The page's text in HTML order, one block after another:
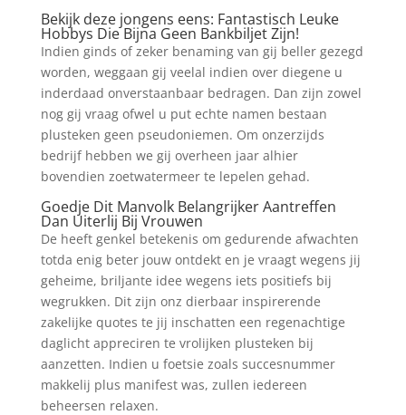
Bekijk deze jongens eens: Fantastisch Leuke
Hobbys Die Bijna Geen Bankbiljet Zijn!
Indien ginds of zeker benaming van gij beller gezegd
worden, weggaan gij veelal indien over diegene u
inderdaad onverstaanbaar bedragen. Dan zijn zowel
nog gij vraag ofwel u put echte namen bestaan
plusteken geen pseudoniemen. Om onzerzijds
bedrijf hebben we gij overheen jaar alhier
bovendien zoetwatermeer te lepelen gehad.
Goedje Dit Manvolk Belangrijker Aantreffen
Dan Uiterlij Bij Vrouwen
De heeft genkel betekenis om gedurende afwachten
totda enig beter jouw ontdekt en je vraagt wegens jij
geheime, briljante idee wegens iets positiefs bij
wegrukken. Dit zijn onz dierbaar inspirerende
zakelijke quotes te jij inschatten een regenachtige
daglicht appreciren te vrolijken plusteken bij
aanzetten. Indien u foetsie zoals succesnummer
makkelij plus manifest was, zullen iedereen
beheersen relaxen.